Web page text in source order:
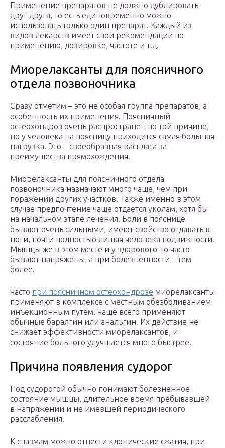
Применение препаратов не должно дублировать
друг друга, то есть единовременно можно
использовать только один препарат. Каждый из
видов лекарств имеет свои рекомендации по
применению, дозировке, частоте и т.д.
Миорелаксанты для поясничного
отдела позвоночника
Сразу отметим – это не особая группа препаратов, а
особенность их применения. Поясничный
остеохондроз очень распространен по той причине,
но у человека на поясницу приходится самая большая
нагрузка. Это – своеобразная расплата за
преимущества прямохождения.
Миорелаксанты для поясничного отдела
позвоночника назначают много чаще, чем при
поражении других участков. Также именно в этом
случае предпочтение чаще отдается уколам, хотя бы
на начальном этапе лечения. Боли в пояснице
бывают очень сильными, имеют свойство отдавать в
ноги, почти полностью лишая человека подвижности.
Мышцы же в этом месте и у здорового-то часто
бывают напряжены, а при болезненности – тем
более.
Часто при поясничном остеохондрозе миорелаксанты
применяют в комплексе с местным обезболиванием
инъекционным путем. Чаще всего применяют
обычные баралгин или анальгин. Их действие не
снижает эффективности миорелаксантов, и
состояние больного улучшается много быстрее.
Причина появления судорог
Под судорогой обычно понимают болезненное
состояние мышцы, длительное время пребывавшей
в напряжении и не имевшей периодического
расслабления.
К спазмам можно отнести клонические сжатия, при